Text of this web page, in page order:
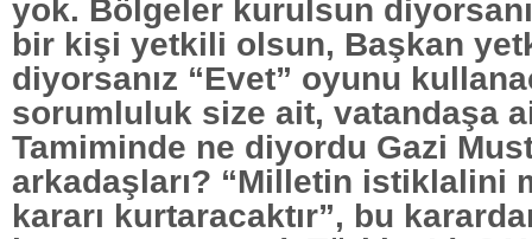
yok. Bölgeler kurulsun
bir kişi yetkili olsun, Başkan
diyorsanız “Evet” oyunu
sorumluluk size ait, vatandaşa
Tamiminde ne diyordu Gazi
arkadaşları? “Milletin istiklalini
kararı kurtaracaktır”, bu